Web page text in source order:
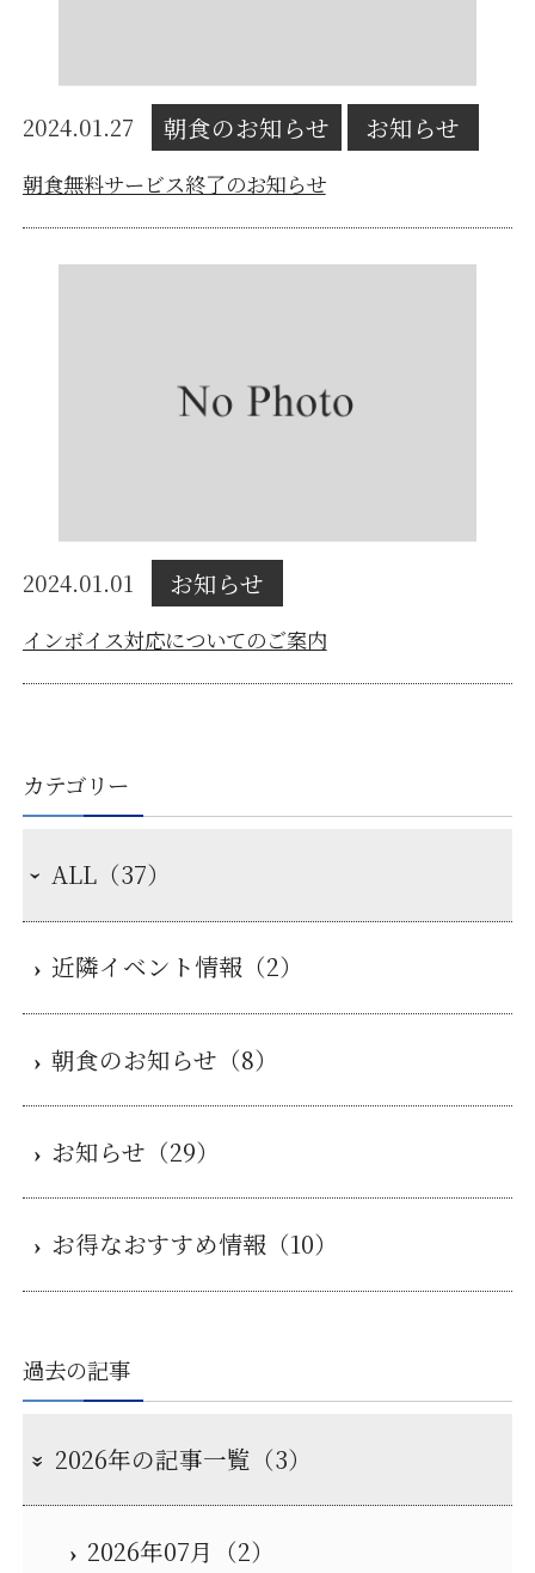
2024.01.27 朝食のお知らせ お知らせ
朝食無料サービス終了のお知らせ
2024.01.01 お知らせ
インボイス対応についてのご案内
カテゴリー
ALL（37）
近隣イベント情報（2）
朝食のお知らせ（8）
お知らせ（29）
お得なおすすめ情報（10）
過去の記事
2026年の記事一覧（3）
2026年07月（2）